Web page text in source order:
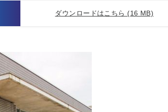
ダウンロードはこちら (16 MB)